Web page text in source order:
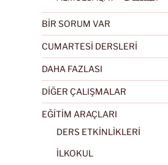
BİR SORUM VAR
CUMARTESİ DERSLERİ
DAHA FAZLASI
DİĞER ÇALIŞMALAR
EĞİTİM ARAÇLARI
DERS ETKİNLİKLERİ
İLKOKUL